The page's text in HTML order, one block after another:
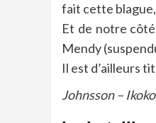
fait cette
Et de notre
Mendy
Il est d’ailleurs
Johnsson –